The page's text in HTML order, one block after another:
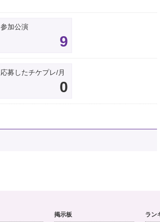
参加公演
9
応募したチケプレ/月
0
掲示板 ラン